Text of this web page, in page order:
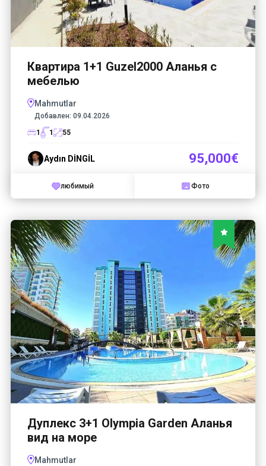
Квартира 1+1 Guzel2000 Аланья с
мебелью
Mahmutlar
Добавлен: 09.04.2026
1
1 55
Aydın DİNGİL 95,000€
любимый Фото
Дуплекс 3+1 Olympia Garden Аланья
вид на море
Mahmutlar